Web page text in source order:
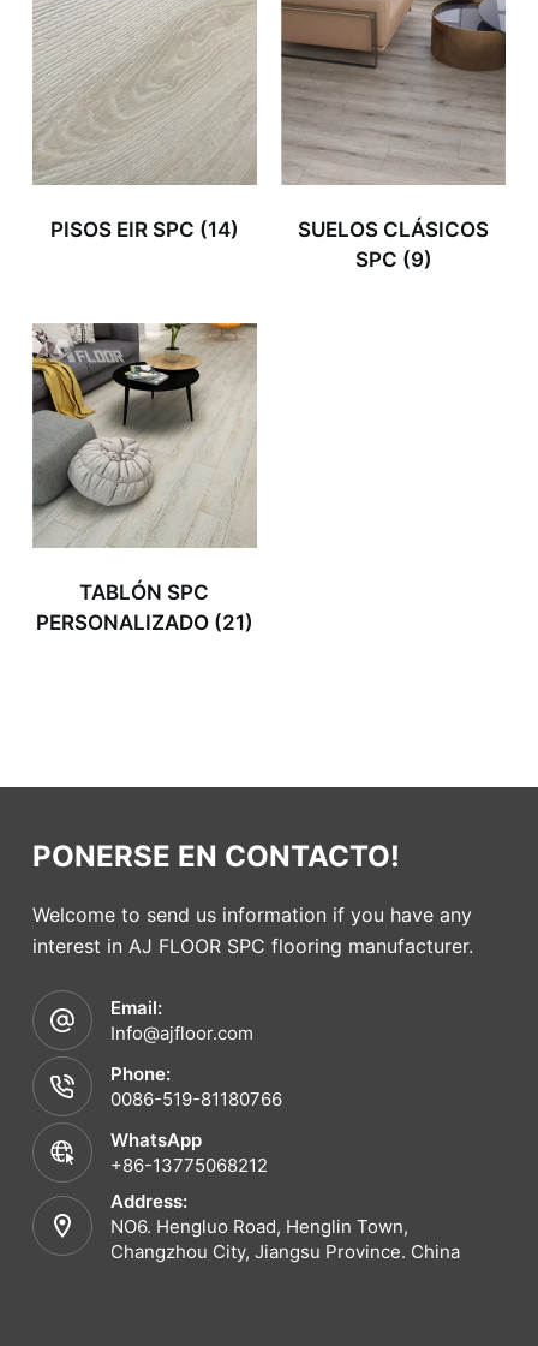
PISOS EIR SPC (14)
SUELOS CLÁSICOS
SPC (9)
TABLÓN SPC
PERSONALIZADO (21)
PONERSE EN CONTACTO!
Welcome to send us information if you have any
interest in AJ FLOOR SPC flooring manufacturer.
Email:
Info@ajfloor.com
Phone:
0086-519-81180766
WhatsApp
+86-13775068212
Address:
NO6. Hengluo Road, Henglin Town,
Changzhou City, Jiangsu Province. China